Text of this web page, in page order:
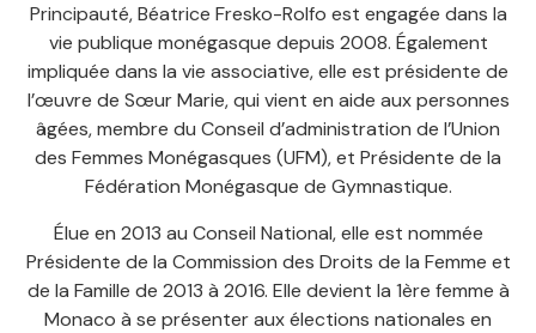
Principauté, Béatrice Fresko-Rolfo est engagée dans la
vie publique monégasque depuis 2008. Également
impliquée dans la vie associative, elle est présidente de
l’œuvre de Sœur Marie, qui vient en aide aux personnes
âgées, membre du Conseil d’administration de l’Union
des Femmes Monégasques (UFM), et Présidente de la
Fédération Monégasque de Gymnastique.
Élue en 2013 au Conseil National, elle est nommée
Présidente de la Commission des Droits de la Femme et
de la Famille de 2013 à 2016. Elle devient la 1ère femme à
Monaco à se présenter aux élections nationales en